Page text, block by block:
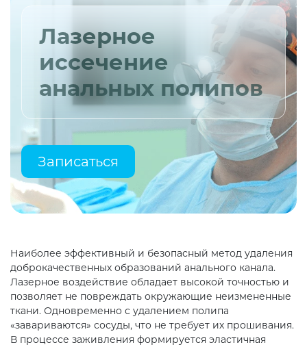
Лазерное
иссечение
анальных полипов
Записаться
Наиболее эффективный и безопасный метод удаления
доброкачественных образований анального канала.
Лазерное воздействие обладает высокой точностью и
позволяет не повреждать окружающие неизмененные
ткани. Одновременно с удалением полипа
«завариваются» сосуды, что не требует их прошивания.
В процессе заживления формируется эластичная